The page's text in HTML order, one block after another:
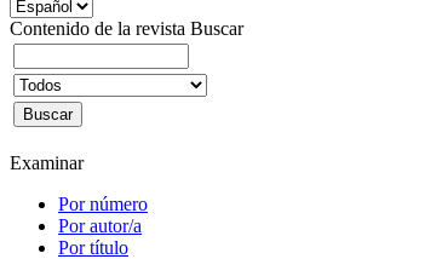
Contenido de la revista Buscar
Examinar
Por número
Por autor/a
Por título